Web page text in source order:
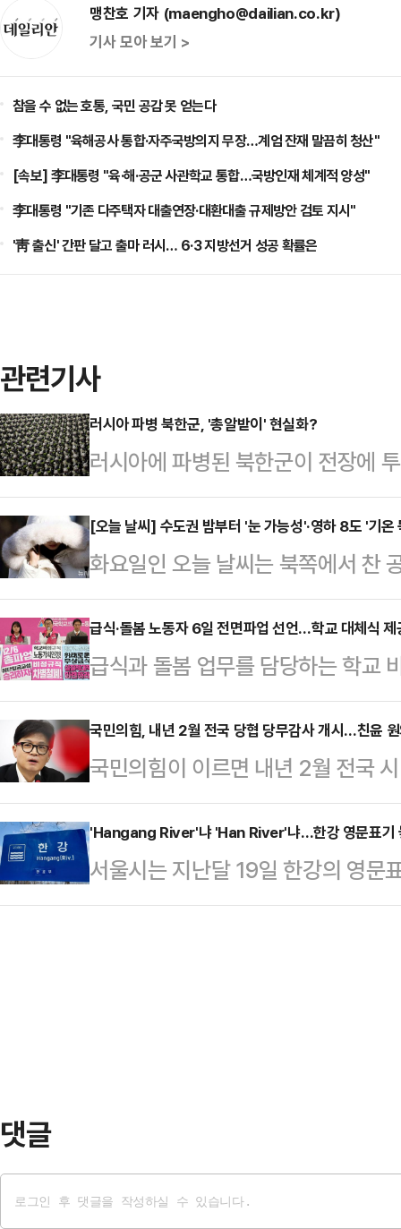
맹찬호 기자 (maengho@dailian.co.kr)
기사 모아 보기 >
참을 수 없는 호통, 국민 공감 못 얻는다
李대통령 "육해공사 통합·자주국방의지 무장…계엄 잔재 말끔히 청산"
[속보] 李대통령 "육·해·공군 사관학교 통합…국방인재 체계적 양성"
李대통령 "기존 다주택자 대출연장·대환대출 규제방안 검토 지시"
'靑 출신' 간판 달고 출마 러시… 6·3 지방선거 성공 확률은
관련기사
러시아 파병 북한군, '총알받이' 현실화?
러시아에 파병된 북한군이 전장에
북한군을 '총알받이'로 활용할 거란
이 현지 북한군 사상자 발생과 관련
로디미르 젤렌스키 우크라이나 대
거듭 강조했다.볼로디미르 젤렌스
도된 일본 교도통신과의 인터뷰에
중 사망하거나 부상을 입었다"고
진행된 인터뷰에서 "러시아와…
[오늘 날씨] 수도권 밤부터 '눈 가능성'·영하 8도 '기
화요일인 오늘 날씨는 북쪽에서 찬
아침 기온이 전날보다 10도 내외로
체감온도는 더욱 낮아질 것으로 보
으로 눈이 쌓여있는 가운데 기온이
나는 곳이 많겠다.기상청에 따르면,
(강원 영동 제외)과 제주도는 차차
다.밤부터 인천·경기 남부와 충청
남 북서부에, 밤부터 서…
급식·돌봄 노동자 6일 전면파업 선언…학교 대체식 제
급식과 돌봄 업무를 담당하는 학교
총파업을 선언했다. 전체 17만명
상돼 학교 급식 공급과 돌봄 업무에
조합(학비노조)은 2일 서울 용산구
"임금, 신분 차별을 끝내기 위해 파
지난주까지 여러 차례 교육부와 17
진행했지만 협의가 이뤄지지 않았
체 학교 교직원의 41…
국민의힘, 내년 2월 전국 당협 당무감사 개시…친윤
국민의힘이 이르면 내년 2월 전국
계획하고 있다. 이같은 전국 당협을
이다. 이에 일각에서는 한 대표가
무감사라는 카드를 꺼내들었다는
일 데일리안에 "통상 당무감사는
'Hangang River'냐 'Han River'냐…한강 영문표기
서울시는 지난달 19일 한강의 영
하겠다며 시의 공식 문서는 물론 각
댓글